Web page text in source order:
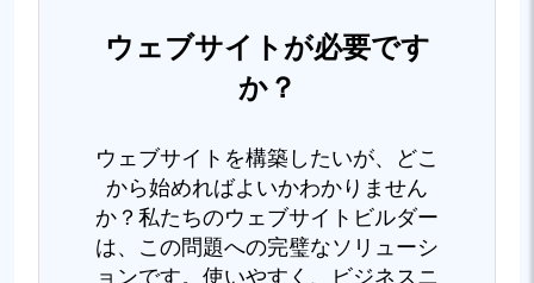
ウェブサイトが必要です
か？
ウェブサイトを構築したいが、どこ
から始めればよいかわかりません
か？私たちのウェブサイトビルダー
は、この問題への完璧なソリューシ
ョンです。使いやすく、ビジネスニ